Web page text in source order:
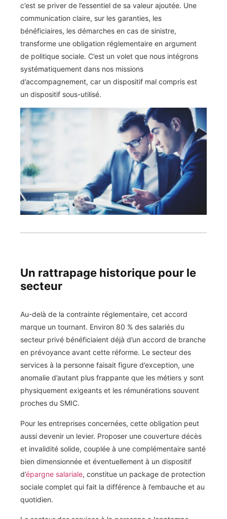
c’est se priver de l’essentiel de sa valeur ajoutée. Une
communication claire, sur les garanties, les
bénéficiaires, les démarches en cas de sinistre,
transforme une obligation réglementaire en argument
de politique sociale. C’est un volet que nous intégrons
systématiquement dans nos missions
d’accompagnement, car un dispositif mal compris est
un dispositif sous-utilisé.
Un rattrapage historique pour le
secteur
Au-delà de la contrainte réglementaire, cet accord
marque un tournant. Environ 80 % des salariés du
secteur privé bénéficiaient déjà d’un accord de branche
en prévoyance avant cette réforme. Le secteur des
services à la personne faisait figure d’exception, une
anomalie d’autant plus frappante que les métiers y sont
physiquement exigeants et les rémunérations souvent
proches du SMIC.
Pour les entreprises concernées, cette obligation peut
aussi devenir un levier. Proposer une couverture décès
et invalidité solide, couplée à une complémentaire santé
bien dimensionnée et éventuellement à un dispositif
d’épargne salariale, constitue un package de protection
sociale complet qui fait la différence à l’embauche et au
quotidien.